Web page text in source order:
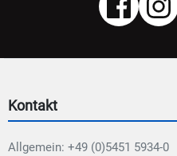
Kontakt
Allgemein: +49 (0)5451 5934-0